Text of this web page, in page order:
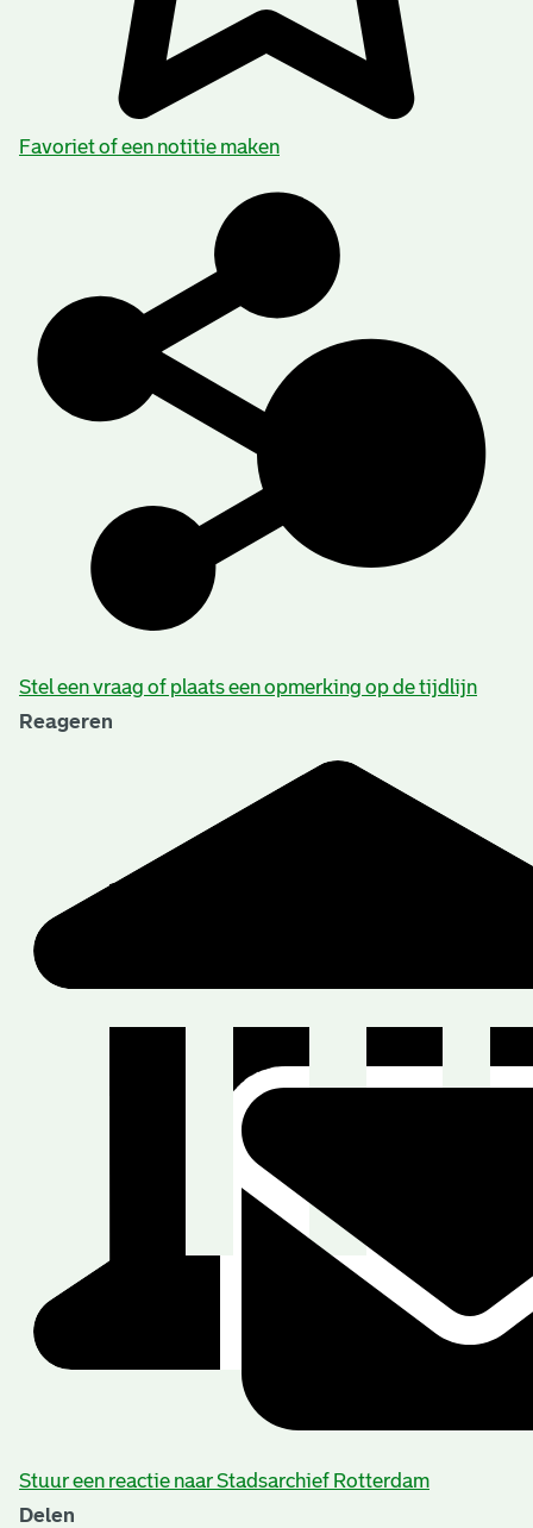
Gemeente Bleiswijk
Nederduits Gereformeerde Gemeente, per 1816?
Nederlandse Hervormde Gemeente, Bleiswijk
Remonstrantse Gemeente Bleiswijk
Favoriet of een notitie maken
Stel een vraag of plaats een opmerking op de tijdlijn
Reageren
Stuur een reactie naar Stadsarchief Rotterdam
Delen